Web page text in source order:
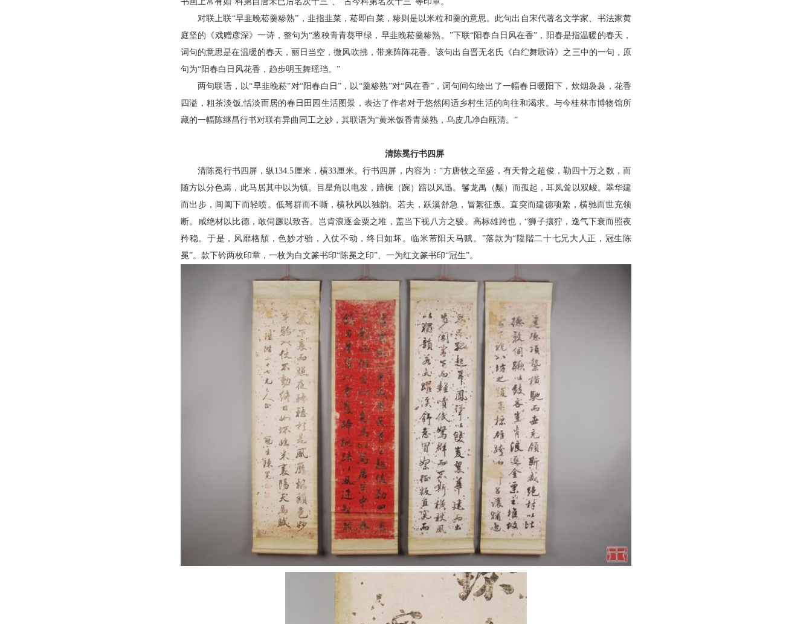
对联上联“早韭晚菘羹糁熟”，韭指韭菜，菘即白菜，糁则是以米粒和羹的意思。此句出自宋代著名文学家、书法家黄
庭坚的《戏赠彦深》一诗，整句为“葱秧青青葵甲绿，早韭晚菘羹糁熟。”下联“阳春白日风在香”，阳春是指温暖的春天，
词句的意思是在温暖的春天，丽日当空，微风吹拂，带来阵阵花香。该句出自晋无名氏《白纻舞歌诗》之三中的一句，原
句为“阳春白日风花香，趋步明玉舞瑶珰。”
两句联语，以“早韭晚菘”对“阳春白日”，以“羹糁熟”对“风在香”，词句间勾绘出了一幅春日暖阳下，炊烟袅袅，花香
四溢，粗茶淡饭,恬淡而居的春日田园生活图景，表达了作者对于悠然闲适乡村生活的向往和渴求。与今桂林市博物馆所
藏的一幅陈继昌行书对联有异曲同工之妙，其联语为“黄米饭香青菜熟，乌皮几净白瓯清。”
清陈冕行书四屏
清陈冕行书四屏，纵134.5厘米，横33厘米。行书四屏，内容为：“方唐牧之至盛，有天骨之超俊，勒四十万之数，而
随方以分色焉，此马居其中以为镇。目星角以电发，蹄椀（踠）踣以风迅。鬐龙禺（颙）而孤起，耳凤耸以双峻。翠华建
而出步，阊阖下而轻喷。低驽群而不嘶，横秋风以独韵。若夫，跃溪舒急，冒絮征叛。直突而建德项絷，横驰而世充领
断。咸绝材以比德，敢伺蹶以致吝。岂肯浪逐金粟之堆，盖当下视八方之骏。高标雄跨也，“狮子攘狞，逸气下衰而照夜
矜稳。于是，风靡格頺，色妙才骀，入仗不动，终日如坏。临米芾阳天马赋。”落款为“陞階二十七兄大人正，冠生陈
冕”。款下钤两枚印章，一枚为白文篆书印“陈冕之印”、一为红文篆书印“冠生”。